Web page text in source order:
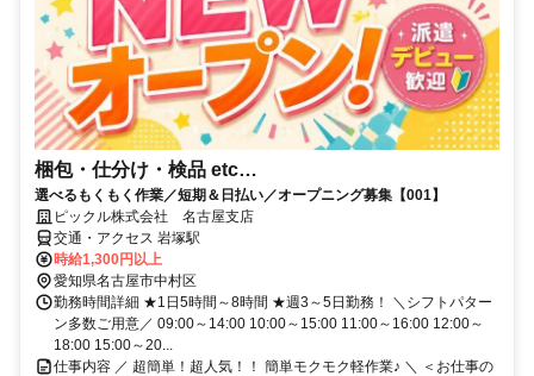
梱包・仕分け・検品 etc…
選べるもくもく作業／短期＆日払い／オープニング募集【001】
ピックル株式会社 名古屋支店
交通・アクセス 岩塚駅
時給1,300円以上
愛知県名古屋市中村区
勤務時間詳細 ★1日5時間～8時間 ★週3～5日勤務！ ＼シフトパター
ン多数ご用意／ 09:00～14:00 10:00～15:00 11:00～16:00 12:00～
18:00 15:00～20...
仕事内容 ／ 超簡単！超人気！！ 簡単モクモク軽作業♪ ＼ ＜お仕事の